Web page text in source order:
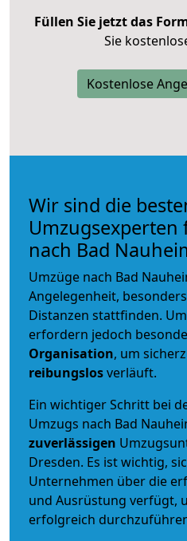
Füllen Sie jetzt das
Sie
Kostenlose
Wir sind die
nach Bad
Umzüge nach Bad
Angelegenheit,
Distanzen stattfinden.
erfordern jedoch
Organisation, um
reibungslosverläuft.
Ein wichtiger Schritt bei
Umzugs nach Bad
zuverlässigen
Dresden. Es ist wichtig,
Unternehmen über die
und Ausrüstung verfügt,
erfolgreich